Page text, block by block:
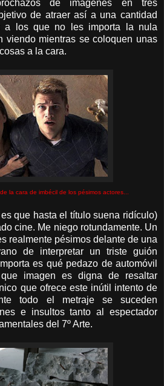
de imágenes en tres
de atraer así a una cantidad
a los que no les importa la nula
viendo mientras se coloquen unas
a la cara.
la cara de imbécil de los pésimos actores...
es que hasta el título suena ridículo)
cine. Me niego rotundamente. Un
realmente pésimos delante de una
de interpretar un triste guión
es qué pedazo de automóvil
imagen es digna de resaltar
que ofrece este inútil intento de
todo el metraje se suceden
e insultos tanto al espectador
del 7º Arte.